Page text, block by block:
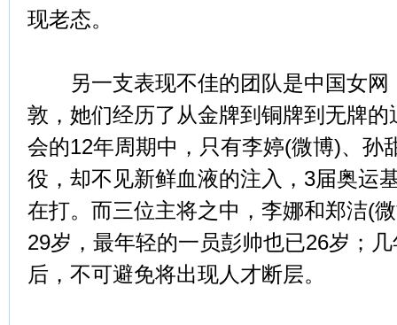
现老态。
另一支表现不佳的团队是中国女网
敦，她们经历了从金牌到铜牌到无牌
会的12年周期中，只有李婷(微博)、孙
役，却不见新鲜血液的注入，3届奥运
在打。而三位主将之中，李娜和郑洁(
29岁，最年轻的一员彭帅也已26岁；
后，不可避免将出现人才断层。